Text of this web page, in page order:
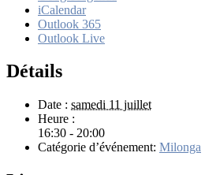
iCalendar
Outlook 365
Outlook Live
Détails
Date : samedi 11 juillet
Heure :
16:30 - 20:00
Catégorie d’événement: Milonga